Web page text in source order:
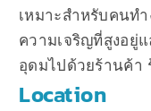
เหมาะสำหรับคนท
ความเจริญที่สูงอยู่
อุดมไปด้วยร้านค้า
Location